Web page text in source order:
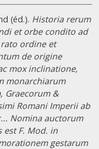
(éd.). Historia rerum
et orbe condito ad
ordine et
de origine
mox inclinatione,
monarchiarum
Graecorum &
Romani Imperii ab
Nomina auctorum
est F. Mod. in
gestarum